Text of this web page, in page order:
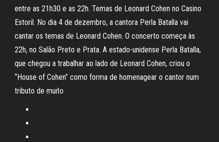
entre as 21h30 e as 22h. Temas de Leonard Cohen no Casino
Estoril. No dia 4 de dezembro, a cantora Perla Batalla vai
cantar os temas de Leonard Cohen. O concerto começa às
22h, no Salão Preto e Prata. A estado-unidense Perla Batalla,
que chegou a trabalhar ao lado de Leonard Cohen, criou o
“House of Cohen” como forma de homenagear o cantor num
tributo de muito